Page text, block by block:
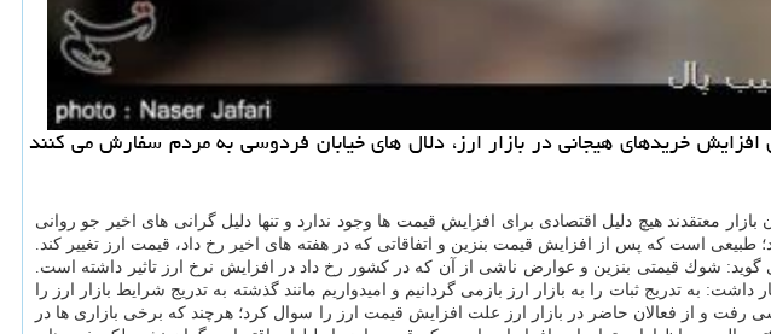
خریدهای هیجانی در بازار ارز، دلال های خیابان فردوسی به مردم سفارش می كنند
معتقدند هیچ دلیل اقتصادی برای افزایش قیمت ها وجود ندارد و تنها دلیل گرانی های اخیر جو روانی
طبیعی است كه پس از افزایش قیمت بنزین و اتفاقاتی كه در هفته های اخیر رخ داد، قیمت ارز تغییر كند.
شوك قیمتی بنزین و عوارض ناشی از آن كه در كشور رخ داد در افزایش نرخ ارز تاثیر داشته است.
به تدریج ثبات را به بازار ارز بازمی گردانیم و امیدواریم مانند گذشته به تدریج شرایط بازار ارز را
رفت و از فعالان حاضر در بازار ارز علت افزایش قیمت ارز را سوال كرد؛ هرچند كه برخی بازاری ها در